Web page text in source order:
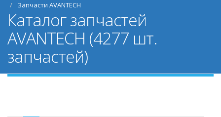
Запчасти AVANTECH
Каталог запчастей
AVANTECH (4277 шт.
запчастей)